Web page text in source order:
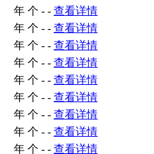
年 个 - - 查看详情
年 个 - - 查看详情
年 个 - - 查看详情
年 个 - - 查看详情
年 个 - - 查看详情
年 个 - - 查看详情
年 个 - - 查看详情
年 个 - - 查看详情
年 个 - - 查看详情